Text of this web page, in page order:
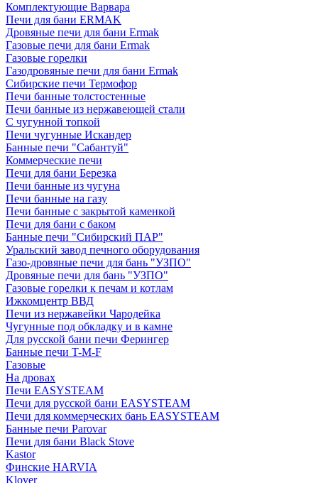
Комплектующие Варвара
Печи для бани ERMAK
Дровяные печи для бани Ermak
Газовые печи для бани Ermak
Газовые горелки
Газодровяные печи для бани Ermak
Сибирские печи Термофор
Печи банные толстостенные
Печи банные из нержавеющей стали
С чугунной топкой
Печи чугунные Искандер
Банные печи "Сабантуй"
Коммерческие печи
Печи для бани Березка
Печи банные из чугуна
Печи банные на газу
Печи банные с закрытой каменкой
Печи для бани с баком
Банные печи "Сибирский ПАР"
Уральский завод печного оборудования
Газо-дровяные печи для бань "УЗПО"
Дровяные печи для бань "УЗПО"
Газовые горелки к печам и котлам
Ижкомцентр ВВД
Печи из нержавейки Чародейка
Чугунные под обкладку и в камне
Для русской бани печи Ферингер
Банные печи T-M-F
Газовые
На дровах
Печи EASYSTEAM
Печи для русской бани EASYSTEAM
Печи для коммерческих бань EASYSTEAM
Банные печи Parovar
Печи для бани Black Stove
Kastor
Финские HARVIA
Klover